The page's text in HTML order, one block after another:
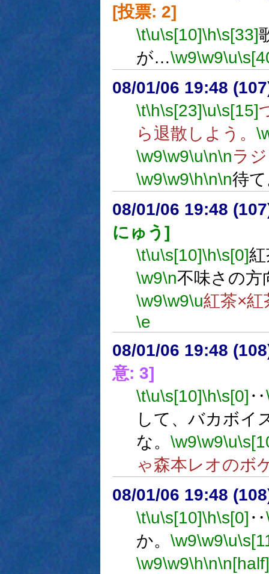
[投票: 2]
\t\u\s[10]\h\s[33]
が…\w9\w9\u
08/01/06 19:48
\t\h\s[23]\u\s[15]
ら退散しよう。
\w9\w9\u\n\nラ
\w9\w9\h\n\n待
08/01/06 19:48
にゅう]
\t\u\s[10]\h\s[0]
\w9\n不味さの方
\w9\w9\u紅茶×紅
\e
08/01/06 19:48
意: 3]
\t\u\s[10]\h\s[0] ‥
して、バカボイ
な。 \w9\w9\u
ゃ森本レオのボ
08/01/06 19:48
\t\u\s[10]\h\s[0] ‥
か。 \w9\w9\u
\w9\w9\h\n\n[half]